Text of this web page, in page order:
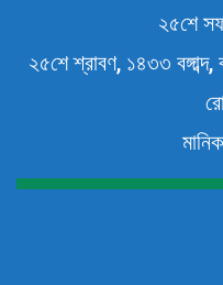
২৫শে
২৫শে শ্রাবণ, ১৪৩৩